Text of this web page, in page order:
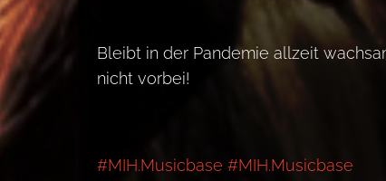
Bleibt in der Pandemie allzeit
nicht vorbei!
#MIH.Musicbase #MIH.Musicbase